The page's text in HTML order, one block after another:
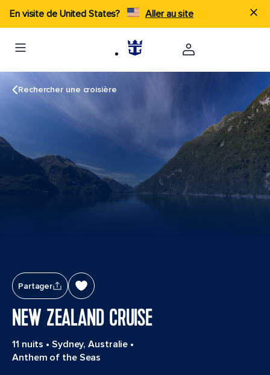
En visite de United States? Aller au site
Rechercher une croisière
Partager
NEW ZEALAND CRUISE
11 nuits • Sydney, Australie •
Anthem of the Seas